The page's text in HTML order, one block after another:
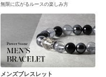
無限に広がるルースの楽しみ方
メンズブレスレット